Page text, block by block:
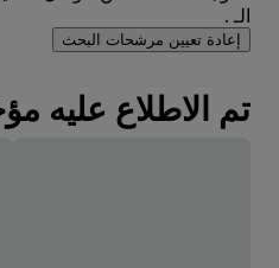
الـ .
إعادة تعيين مرشحات البحث
تم الاطلاع عليه